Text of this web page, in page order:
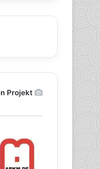
Projekt